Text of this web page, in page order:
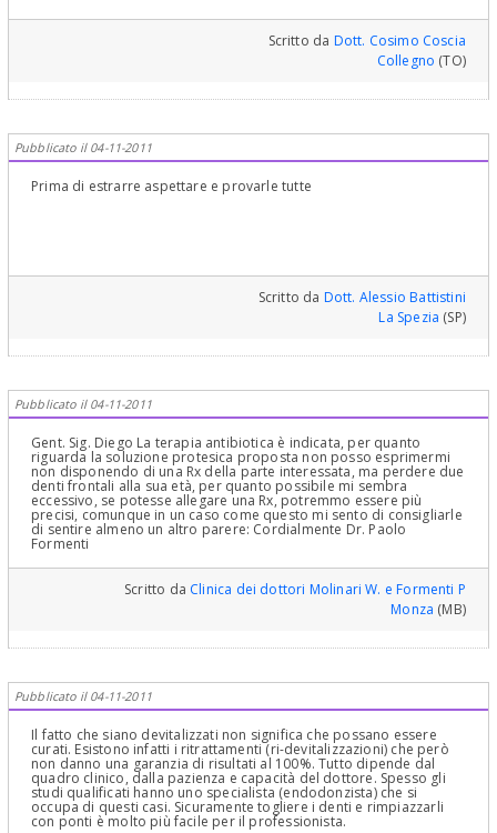
Scritto da Dott. Cosimo Coscia
Collegno (TO)
Pubblicato il 04-11-2011
Prima di estrarre aspettare e provarle tutte
Scritto da Dott. Alessio Battistini
La Spezia (SP)
Pubblicato il 04-11-2011
Gent. Sig. Diego La terapia antibiotica è indicata, per quanto
riguarda la soluzione protesica proposta non posso esprimermi
non disponendo di una Rx della parte interessata, ma perdere due
denti frontali alla sua età, per quanto possibile mi sembra
eccessivo, se potesse allegare una Rx, potremmo essere più
precisi, comunque in un caso come questo mi sento di consigliarle
di sentire almeno un altro parere: Cordialmente Dr. Paolo
Formenti
Scritto da Clinica dei dottori Molinari W. e Formenti P
Monza (MB)
Pubblicato il 04-11-2011
Il fatto che siano devitalizzati non significa che possano essere
curati. Esistono infatti i ritrattamenti (ri-devitalizzazioni) che però
non danno una garanzia di risultati al 100%. Tutto dipende dal
quadro clinico, dalla pazienza e capacità del dottore. Spesso gli
studi qualificati hanno uno specialista (endodonzista) che si
occupa di questi casi. Sicuramente togliere i denti e rimpiazzarli
con ponti è molto più facile per il professionista.